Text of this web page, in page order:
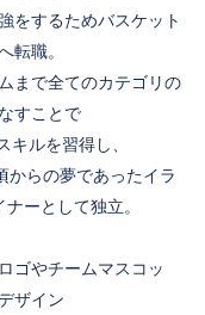
をするためバスケット
転職。
まで全てのカテゴリの
すことで
キルを習得し、
からの夢であったイラ
ーとして独立。
ゴやチームマスコッ
ザイン